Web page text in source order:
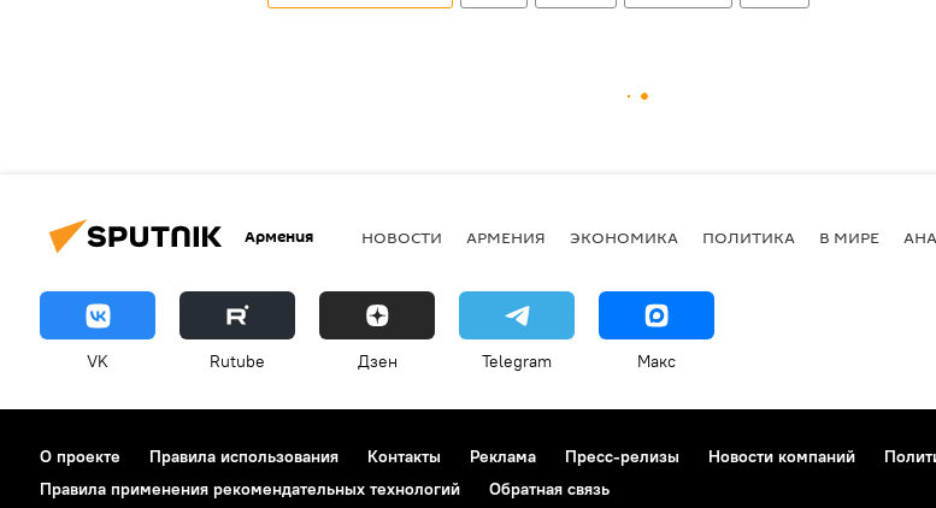
Армения НОВОСТИ АРМЕНИЯ ЭКОНОМИКА ПОЛИТИКА В МИРЕ
VK Rutube Дзен Telegram Макс
О проекте Правила использования Контакты Реклама Пресс-релизы Новости компаний
Правила применения рекомендательных технологий
Обратная связь